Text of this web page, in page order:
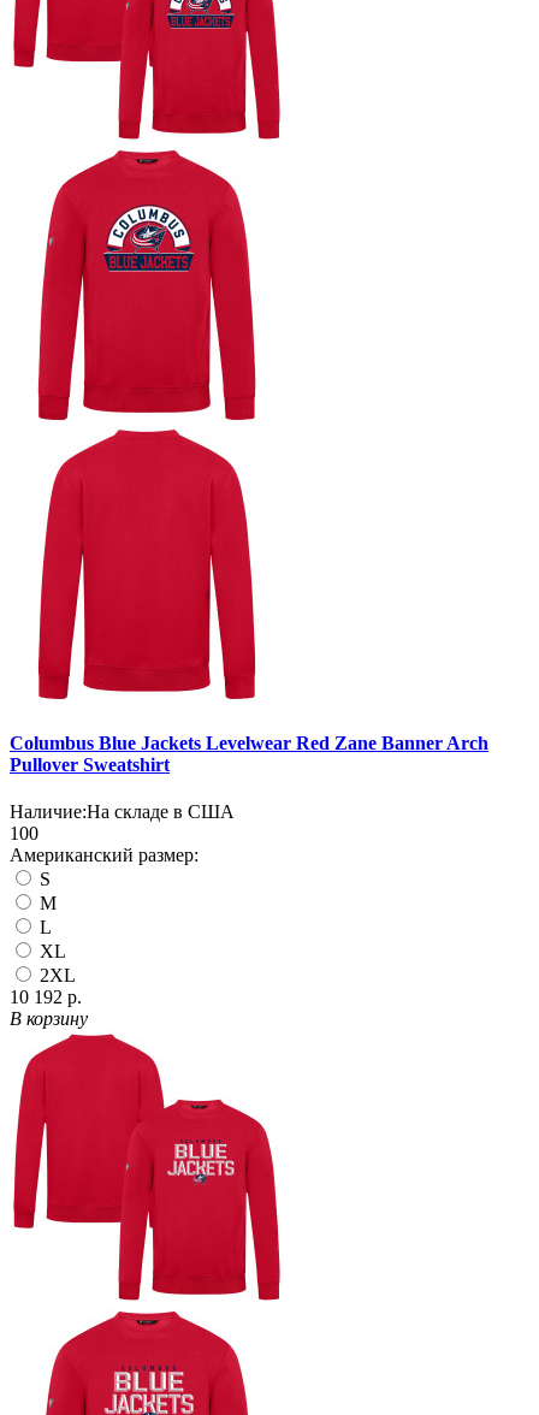
Columbus Blue Jackets Levelwear Red Zane Banner Arch
Pullover Sweatshirt
Наличие:На складе в США
100
Американский размер:
S
M
L
XL
2XL
10 192 р.
В корзину